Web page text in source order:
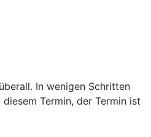
In wenigen Schritten
Termin, der Termin ist